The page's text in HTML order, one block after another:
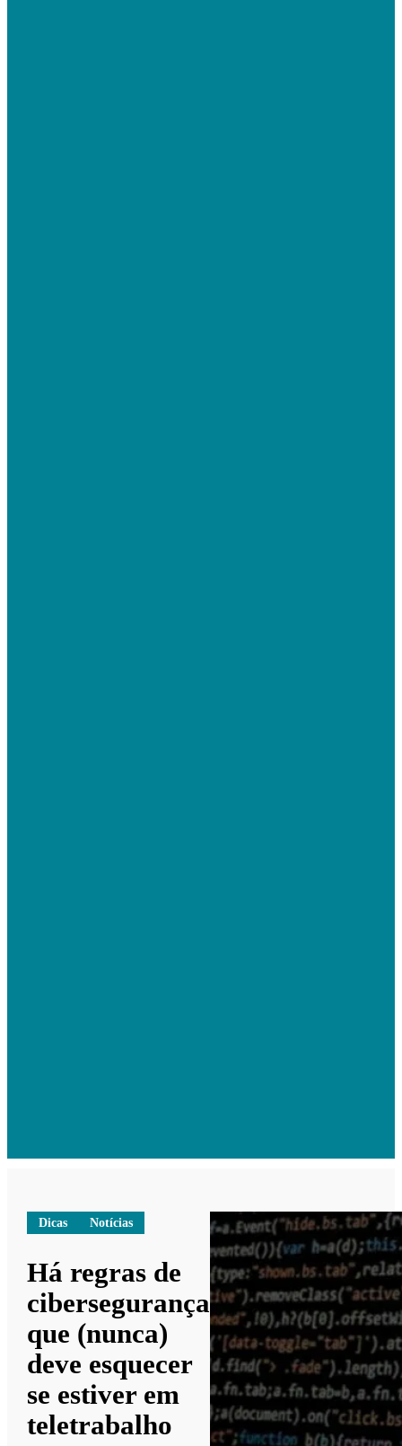
Dicas Notícias
Há regras de
cibersegurança
que (nunca)
deve esquecer
se estiver em
teletrabalho